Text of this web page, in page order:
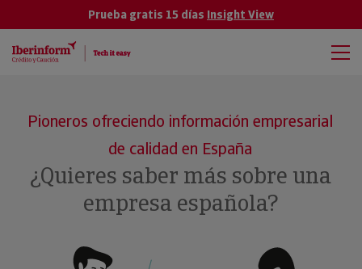
Prueba gratis 15 días Insight View
Pioneros ofreciendo información empresarial
de calidad en España
¿Quieres saber más sobre una
empresa española?